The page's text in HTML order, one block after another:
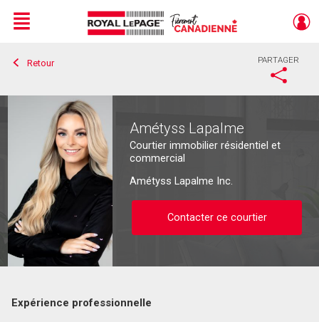
Live
En Direct
Menu
Retour PARTAGER
Amétyss Lapalme
Courtier immobilier résidentiel et
commercial
Amétyss Lapalme Inc.
Contacter ce courtier
Expérience professionnelle